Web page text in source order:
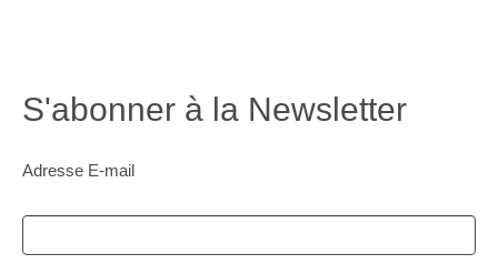
S'abonner à la Newsletter
Adresse E-mail